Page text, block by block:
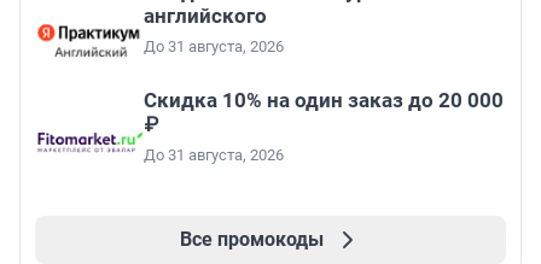
английского
До 31 августа, 2026
Скидка 10% на один заказ до 20 000
₽
До 31 августа, 2026
Все промокоды